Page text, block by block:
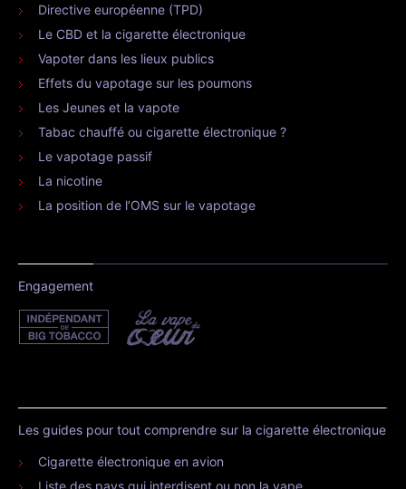
Directive européenne (TPD)
Le CBD et la cigarette électronique
Vapoter dans les lieux publics
Effets du vapotage sur les poumons
Les Jeunes et la vapote
Tabac chauffé ou cigarette électronique ?
Le vapotage passif
La nicotine
La position de l’OMS sur le vapotage
Engagement
Les guides pour tout comprendre sur la cigarette électronique
Cigarette électronique en avion
Liste des pays qui interdisent ou non la vape